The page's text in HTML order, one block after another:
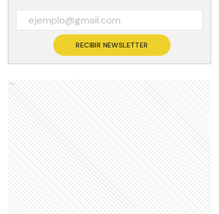
RECIBIR NEWSLETTER
Ads